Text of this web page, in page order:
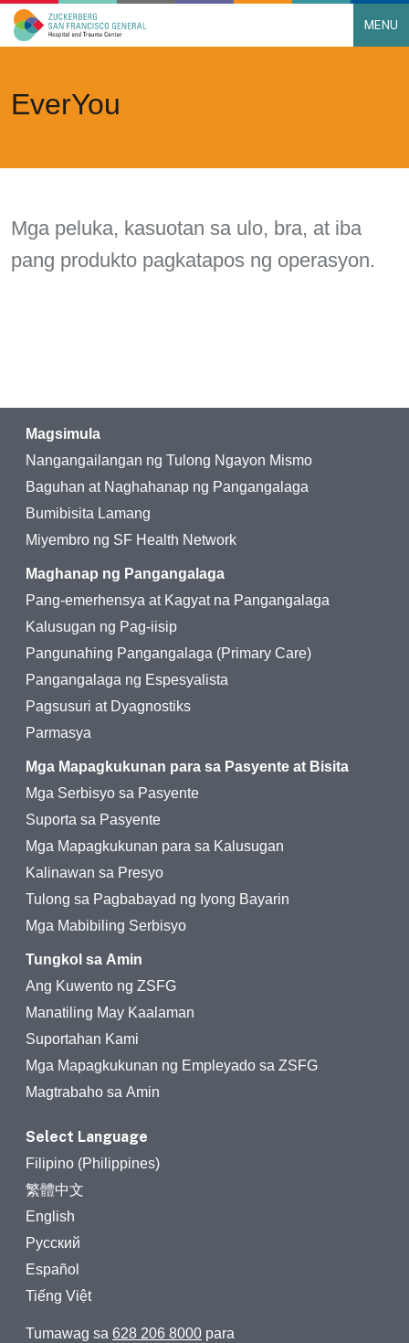
Main Navigation MENU
EverYou
Mga peluka, kasuotan sa ulo, bra, at iba
pang produkto pagkatapos ng operasyon.
Magsimula
Nangangailangan ng Tulong Ngayon Mismo
Baguhan at Naghahanap ng Pangangalaga
Bumibisita Lamang
Miyembro ng SF Health Network
Maghanap ng Pangangalaga
Pang-emerhensya at Kagyat na Pangangalaga
Kalusugan ng Pag-iisip
Pangunahing Pangangalaga (Primary Care)
Pangangalaga ng Espesyalista
Pagsusuri at Dyagnostiks
Parmasya
Mga Mapagkukunan para sa Pasyente at Bisita
Mga Serbisyo sa Pasyente
Suporta sa Pasyente
Mga Mapagkukunan para sa Kalusugan
Kalinawan sa Presyo
Tulong sa Pagbabayad ng Iyong Bayarin
Mga Mabibiling Serbisyo
Tungkol sa Amin
Ang Kuwento ng ZSFG
Manatiling May Kaalaman
Suportahan Kami
Mga Mapagkukunan ng Empleyado sa ZSFG
Magtrabaho sa Amin
Select Language
Filipino (Philippines)
繁體中文
English
Русский
Español
Tiếng Việt
Tumawag sa 628 206 8000 para